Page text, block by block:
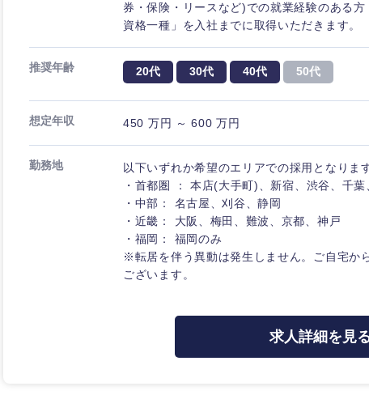
近畿地方
京都府
兵庫県
和歌山県
券・保険・リースなど)での就業経験のある
資格一種」を入社までに取得いただきます。
推奨年齢 20代 30代 40代 50代
想定年収 450 万円 ～ 600 万円
勤務地
以下いずれか希望のエリアでの採用となります
・首都圏 ： 本店(大手町)、新宿、渋谷、千
・中部： 名古屋、刈谷、静岡
・近畿： 大阪、梅田、難波、京都、神戸
・福岡： 福岡のみ
※転居を伴う異動は発生しません。ご自宅か
ございます。
求人詳細を見